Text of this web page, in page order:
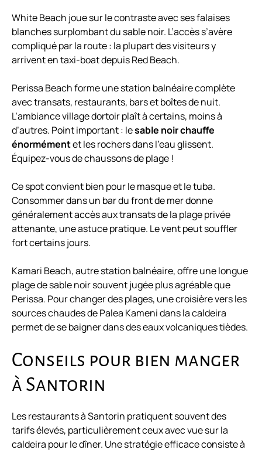
White Beach joue sur le contraste avec ses falaises
blanches surplombant du sable noir. L’accès s’avère
compliqué par la route : la plupart des visiteurs y
arrivent en taxi-boat depuis Red Beach.
Perissa Beach forme une station balnéaire complète
avec transats, restaurants, bars et boîtes de nuit.
L’ambiance village dortoir plaît à certains, moins à
d’autres. Point important : lesable noir chauffe
énormémentet les rochers dans l’eau glissent.
Équipez-vous de chaussons de plage !
Ce spot convient bien pour le masque et le tuba.
Consommer dans un bar du front de mer donne
généralement accès aux transats de la plage privée
attenante, une astuce pratique. Le vent peut souffler
fort certains jours.
Kamari Beach, autre station balnéaire, offre une longue
plage de sable noir souvent jugée plus agréable que
Perissa. Pour changer des plages, une croisière vers les
sources chaudes de Palea Kameni dans la caldeira
permet de se baigner dans des eaux volcaniques tièdes.
Conseils pour bien manger
à Santorin
Les restaurants à Santorin pratiquent souvent des
tarifs élevés, particulièrement ceux avec vue sur la
caldeira pour le dîner. Une stratégie efficace consiste à